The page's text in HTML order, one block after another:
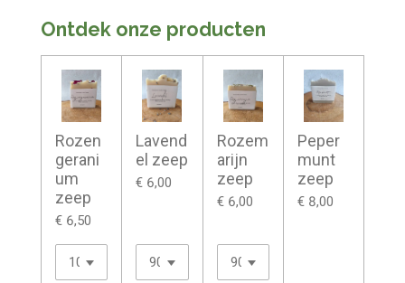
Ontdek onze producten
Rozen
gerani
um
zeep
€ 6,50
Lavend
el zeep
€ 6,00
Rozem
arijn
zeep
€ 6,00
Peper
munt
zeep
€ 8,00